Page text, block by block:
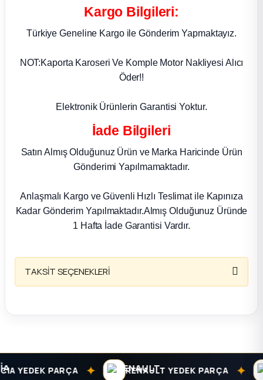
Kargo Bilgileri:
Türkiye Geneline Kargo ile Gönderim Yapmaktayız.
NOT:Kaporta Karoseri Ve Komple Motor Nakliyesi Alıcı
Öder!!
Elektronik Ürünlerin Garantisi Yoktur.
İade Bilgileri
Satın Almış Olduğunuz Ürün ve Marka Haricinde Ürün
Gönderimi Yapılmamaktadır.
Anlaşmalı Kargo ve Güvenli Hızlı Teslimat ile Kapınıza
Kadar Gönderim Yapılmaktadır.Almış Olduğunuz Üründe
1 Hafta İade Garantisi Vardır.
TAKSİT SEÇENEKLERİ
YEDEK PARÇA ✦ RENAULT YEDEK PARÇA ✦